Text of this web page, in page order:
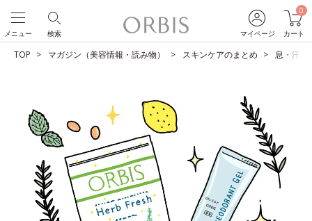
マイページ
0
カート
検索
メニュー
TOP マガジン（美容情報・読み物） スキンケアのまとめ 息・汗の